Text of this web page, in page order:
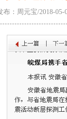
布：周元宝/2018-